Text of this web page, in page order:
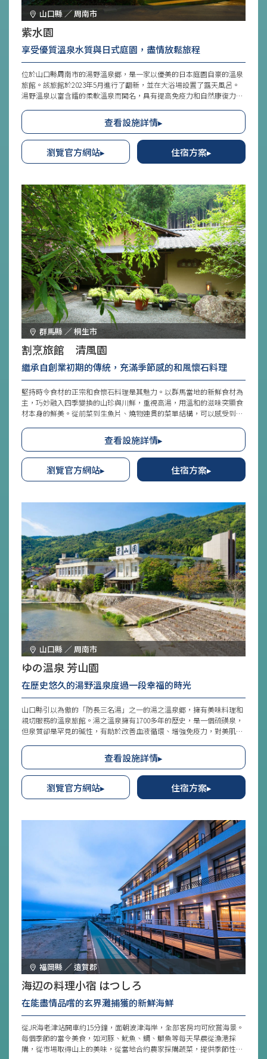
山口縣 ／ 周南市
紫水園
享受優質溫泉水質與日式庭園，盡情放鬆旅程
位於山口縣周南市的湯野溫泉郷，是一家以優美的日本庭園自豪的溫泉
旅館。該旅館於2023年5月進行了翻新，並在大浴場設置了露天風呂。
湯野溫泉以富含鐳的柔軟溫泉而聞名，具有提高免疫力和自然康復力的
浴場、露天風呂和客房的浴缸中盡情享受，讓您在喜歡的時間內盡情享
受泉質的好處，全身心得到充分的療癒。
查看設施詳情▸
瀏覽官方網站▸ 住宿方案▸
群馬縣 ／ 桐生市
割烹旅館 清風園
繼承自創業初期的傳統，充滿季節感的和風懷石料理
堅持時令食材的正宗和食懷石料理是其魅力。以群馬當地的新鮮食材為
主，巧妙融入四季變換的山珍與川鮮，重視高湯，用溫和的滋味突顯食
材本身的鮮美。從前菜到生魚片、燒物連貫的菜單結構，可以感受到割
在安靜的氛圍中品味餐點。※圖片提供：株式會社リバティー
查看設施詳情▸
瀏覽官方網站▸ 住宿方案▸
山口縣 ／ 周南市
ゆの温泉 芳山園
在歷史悠久的湯野溫泉度過一段幸福的時光
山口縣引以為傲的「防長三名湯」之一的湯之溫泉郷，擁有美味料理和
親切服務的溫泉旅館。湯之溫泉擁有1700多年的歷史，是一個硫磺泉，
但泉質卻是罕見的碱性，有助於改善血液循環、增強免疫力，對美肌也
呂、氣泡風呂、源泉風呂等各種風呂，2024年9月溫浴設施經過翻新，
還新增了桑拿設施，更加令人愉快。
查看設施詳情▸
瀏覽官方網站▸ 住宿方案▸
福岡縣 ／ 遠賀郡
海辺の料理小宿 はつしろ
在能盡情品嚐的玄界灘捕獲的新鮮海鮮
從JR海老津站開車約15分鐘，面朝波津海岸，全部客房均可欣賞海景。
每個季節的當令美食，如河豚、魷魚、鯛、鰤魚等每天早晨從漁港採
購，從市場取得山上的美味，從當地合約農家採購蔬菜，提供季節性的